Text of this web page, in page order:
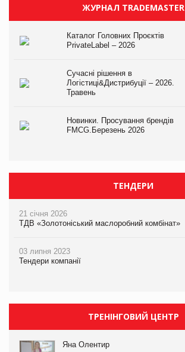
ЖУРНАЛ TRADEMASTER
Каталог Головних Проєктів
PrivateLabel – 2026
Сучасні рішення в
Логістиці&Дистрибуції – 2026.
Травень
Новинки. Просування брендів
FMCG.Березень 2026
ТЕНДЕРИ
21 січня 2026
ТДВ «Золотоніський маслоробний комбінат»
03 липня 2023
Тендери компанії
ТРЕНІНГОВИЙ ЦЕНТР
Яна Олентир